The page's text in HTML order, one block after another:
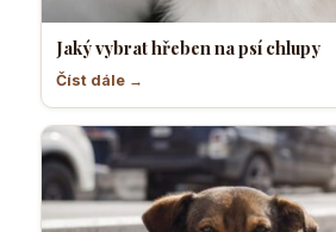
Jaký vybrat hřeben na psí chlupy
Číst dále →